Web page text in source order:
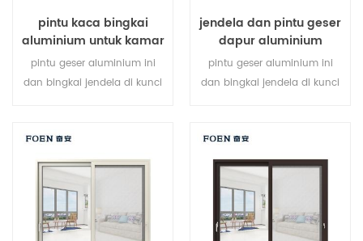
pintu kaca bingkai
aluminium untuk kamar
mandi internal
pintu geser aluminium ini
dan bingkai jendela di kunci
anti-pencurian sangat baik.
berbagai jenis pintu untuk
kebutuhan arsitektur
jendela dan pintu geser
dapur aluminium
pintu geser aluminium ini
dan bingkai jendela di kunci
anti-pencurian sangat baik.
jenis pintu bervariasi untuk
arsitektur yang berbeda